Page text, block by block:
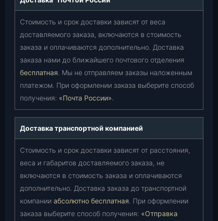
Стоимость и срок доставки зависят от веса
доставляемого заказа, включаются в стоимость
заказа и оплачиваются дополнительно. Доставка
заказа нами до ближайшего почтового отделения
бесплатная. Мы не отправляем заказы наложенным
платежом. При оформлении заказа выберите способ
получения: «Почта России».
Доставка транспортной компанией
Стоимость и срок доставки зависят от расстояния,
веса и габаритов доставляемого заказа, не
включаются в стоимость заказа и оплачиваются
дополнительно. Доставка заказа до транспортной
компании абсолютно бесплатная. При оформлении
заказа выберите способ получения: «Отправка